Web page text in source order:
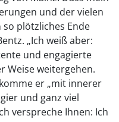
und der vielen
plötzliches Ende
„Ich weiß aber:
und engagierte
Weise weitergehen.
er „mit innerer
und ganz viel
verspreche Ihnen: Ich